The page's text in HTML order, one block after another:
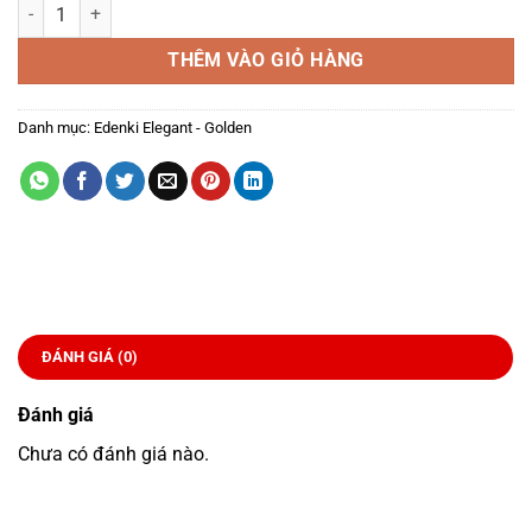
217.000₫.
là:
151.900₫.
THÊM VÀO GIỎ HÀNG
Danh mục: Edenki Elegant - Golden
ĐÁNH GIÁ (0)
Đánh giá
Chưa có đánh giá nào.